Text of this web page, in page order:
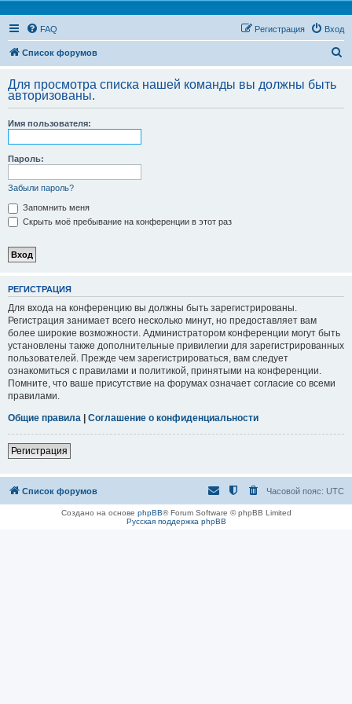
FAQ Вход
Регистрация
Список форумов
с
Для просмотра списка нашей команды вы должны быть
авторизованы.
Имя пользователя:
Пароль:
Забыли пароль?
Запомнить меня
Скрыть моё пребывание на конференции в этот раз
РЕГИСТРАЦИЯ
Для входа на конференцию вы должны быть зарегистрированы.
Регистрация занимает всего несколько минут, но предоставляет вам
более широкие возможности. Администратором конференции могут быть
установлены также дополнительные привилегии для зарегистрированных
пользователей. Прежде чем зарегистрироваться, вам следует
ознакомиться с правилами и политикой, принятыми на конференции.
Помните, что ваше присутствие на форумах означает согласие со всеми
правилами.
Общие правила | Соглашение о конфиденциальности
Регистрация
Список форумов Часовой пояс: UTC
Создано на основе phpBB® Forum Software © phpBB Limited
Русская поддержка phpBB